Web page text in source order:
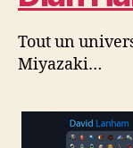
Tout un
Miyazaki…